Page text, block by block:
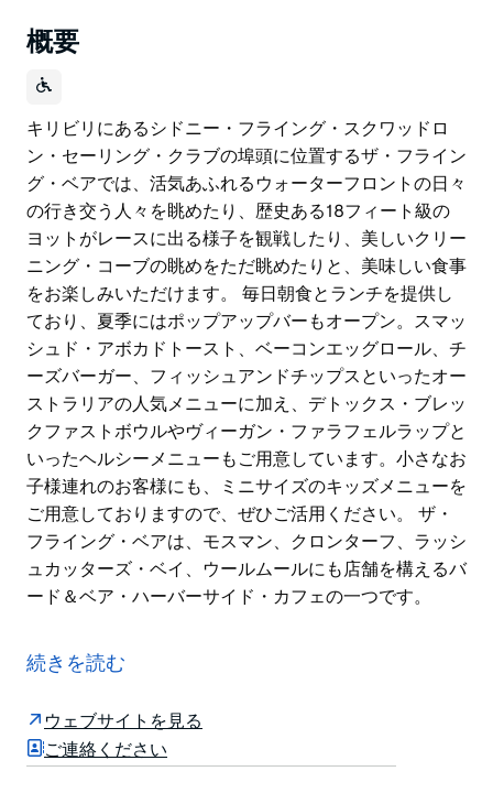
概要
キリビリにあるシドニー・フライング・スクワッドロ
ン・セーリング・クラブの埠頭に位置するザ・フライン
グ・ベアでは、活気あふれるウォーターフロントの日々
の行き交う人々を眺めたり、歴史ある18フィート級の
ヨットがレースに出る様子を観戦したり、美しいクリー
ニング・コーブの眺めをただ眺めたりと、美味しい食事
をお楽しみいただけます。 毎日朝食とランチを提供し
ており、夏季にはポップアップバーもオープン。スマッ
シュド・アボカドトースト、ベーコンエッグロール、チ
ーズバーガー、フィッシュアンドチップスといったオー
ストラリアの人気メニューに加え、デトックス・ブレッ
クファストボウルやヴィーガン・ファラフェルラップと
いったヘルシーメニューもご用意しています。小さなお
子様連れのお客様にも、ミニサイズのキッズメニューを
ご用意しておりますので、ぜひご活用ください。 ザ・
フライング・ベアは、モスマン、クロンターフ、ラッシ
ュカッターズ・ベイ、ウールムールにも店舗を構えるバ
ード＆ベア・ハーバーサイド・カフェの一つです。
ン・セーリング・クラブの埠頭に位置するザ・フライン
グ・ベアでは、活気あふれるウォーターフロントの日々
ヨットがレースに出る様子を観戦したり、美しいクリー
ニング・コーブの眺めをただ眺めたりと、美味しい食事
続きを読む
ウェブサイトを見る
ご連絡ください